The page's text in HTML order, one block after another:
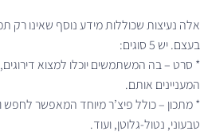
בעצם. יש 5 סוגים:
* סרט – בה המשתמשים יוכלו למצוא
המעניינים אותם.
* מתכון – כולל פיצ’ר מיוחד המאפשר לחפש
טבעוני, נטול-גלוטן, ועוד.